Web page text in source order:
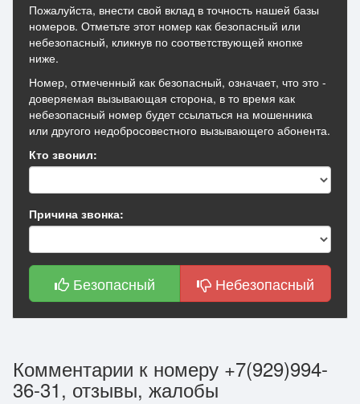
Пожалуйста, внести свой вклад в точность нашей базы
номеров. Отметьте этот номер как безопасный или
небезопасный, кликнув по соответствующей кнопке
ниже.
Номер, отмеченный как безопасный, означает, что это -
доверяемая вызывающая сторона, в то время как
небезопасный номер будет ссылаться на мошенника
или другого недобросовестного вызывающего абонента.
Кто звонил:
Причина звонка:
Безопасный Небезопасный
Комментарии к номеру +7(929)994-
36-31, отзывы, жалобы